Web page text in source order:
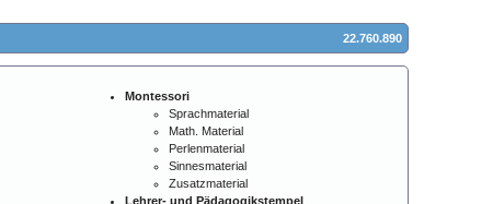
22.760.890
Montessori
Sprachmaterial
Math. Material
Perlenmaterial
Sinnesmaterial
Zusatzmaterial
Lehrer- und Pädagogikstempel